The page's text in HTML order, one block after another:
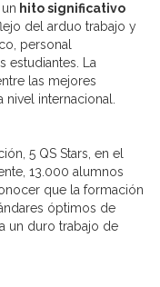
hito significativo
del arduo trabajo y
personal
estudiantes. La
las mejores
internacional.
5 QS Stars, en el
13.000 alumnos
que la formación
óptimos de
un duro trabajo de